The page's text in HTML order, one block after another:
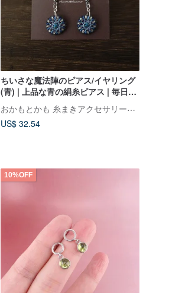
ちいさな魔法陣のピアス/イヤリング
(青) | 上品な青の絹糸ピアス | 毎日を
彩る小さな輝き
おかもとかも 糸まきアクセサリー専門店
US$ 32.54
10%OFF